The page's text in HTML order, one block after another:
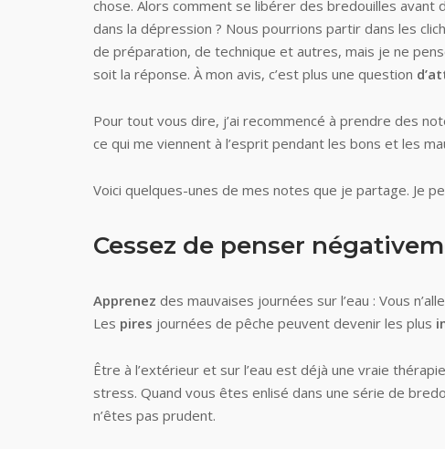
chose. Alors comment se libérer des bredouilles avant
dans la dépression ? Nous pourrions partir dans les
de préparation, de technique et autres, mais je ne
soit la réponse. À mon avis, c’est plus une question
Pour tout vous dire, j’ai recommencé à prendre des
ce qui me viennent à l’esprit pendant les bons et les
Voici quelques-unes de mes notes que je partage. Je
Cessez de penser
Apprenez des mauvaises journées sur l’eau : Vous
Les pires journées de pêche peuvent devenir les plus
Être à l’extérieur et sur l’eau est déjà une vraie
stress. Quand vous êtes enlisé dans une série de
n’êtes pas prudent.